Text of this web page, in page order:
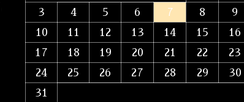
3
4 5 6 7 8
9
10
11 12 13 14 15
16
17
18 19 20 21 22
23
24
25 26 27 28 29
30
31